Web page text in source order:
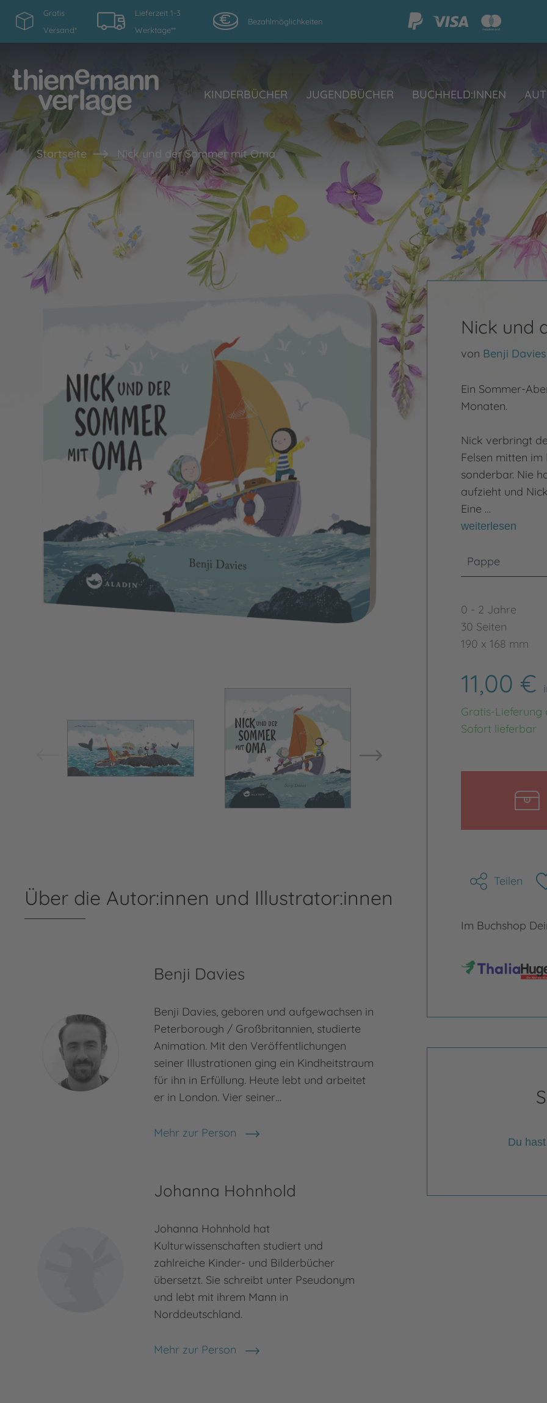
Gratis
Versand*
Lieferzeit 1-3
Werktage**
Bezahlmöglichkeiten
KINDERBÜCHER JUGENDBÜCHER BUCHHELD:INNEN
Startseite Nick und der Sommer mit Oma
Bild vergrößern Bild
Nick und
von Benji Davies
Ein Sommer-
Monaten.
Nick verbringt
Felsen mitten
sonderbar. Nie
aufzieht und
Eine …
weiterlesen
Pappe
0 - 2 Jahre
30 Seiten
190 x 168 mm
11,00 €
Gratis-Lieferung
Sofort lieferbar
Teilen
Im Buchshop
Du
Über die Autor:innen und Illustrator:innen
Benji Davies
Benji Davies, geboren und aufgewachsen in
Peterborough / Großbritannien, studierte
Animation. Mit den Veröffentlichungen
seiner Illustrationen ging ein Kindheitstraum
für ihn in Erfüllung. Heute lebt und arbeitet
er in London. Vier seiner…
Mehr zur Person
Benji Davies
Johanna Hohnhold
Johanna Hohnhold hat
Kulturwissenschaften studiert und
zahlreiche Kinder- und Bilderbücher
übersetzt. Sie schreibt unter Pseudonym
und lebt mit ihrem Mann in
Norddeutschland.
Mehr zur Person
Johanna Hohnhold